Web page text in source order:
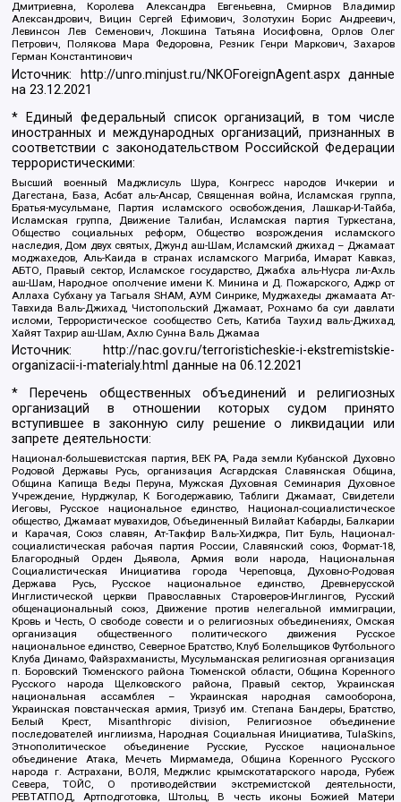
Дмитриевна, Королева Александра Евгеньевна, Смирнов Владимир
Александрович, Вицин Сергей Ефимович, Золотухин Борис Андреевич,
Левинсон Лев Семенович, Локшина Татьяна Иосифовна, Орлов Олег
Петрович, Полякова Мара Федоровна, Резник Генри Маркович, Захаров
Герман Константинович
Источник: http://unro.minjust.ru/NKOForeignAgent.aspxданные
на23.12.2021
* Единый федеральный список организаций, в том числе
иностранных и международных организаций, признанных в
соответствии с законодательством Российской Федерации
террористическими:
Высший военный Маджлисуль Шура, Конгресс народов Ичкерии и
Дагестана, База, Асбат аль-Ансар, Священная война, Исламская группа,
Братья-мусульмане, Партия исламского освобождения, Лашкар-И-Тайба,
Исламская группа, Движение Талибан, Исламская партия Туркестана,
Общество социальных реформ, Общество возрождения исламского
наследия, Дом двух святых, Джунд аш-Шам, Исламский джихад – Джамаат
моджахедов, Аль-Каида в странах исламского Магриба, Имарат Кавказ,
АБТО, Правый сектор, Исламское государство, Джабха аль-Нусра ли-Ахль
аш-Шам, Народное ополчение имени К. Минина и Д. Пожарского, Аджр от
Аллаха Субхану уа Тагьаля SHAM, АУМ Синрике, Муджахеды джамаата Ат-
Тавхида Валь-Джихад, Чистопольский Джамаат, Рохнамо ба суи давлати
исломи, Террористическое сообщество Сеть, Катиба Таухид валь-Джихад,
Хайят Тахрир аш-Шам, Ахлю Сунна Валь Джамаа
Источник:
http://nac.gov.ru/terroristicheskie-i-ekstremistskie-
organizacii-i-materialy.html данные на06.12.2021
* Перечень общественных объединений и религиозных
организаций в отношении которых судом принято
вступившее в законную силу решение о ликвидации или
запрете деятельности:
Национал-большевистская партия, ВЕК РА, Рада земли Кубанской Духовно
Родовой Державы Русь, организация Асгардская Славянская Община,
Община Капища Веды Перуна, Мужская Духовная Семинария Духовное
Учреждение, Нурджулар, К Богодержавию, Таблиги Джамаат, Свидетели
Иеговы, Русское национальное единство, Национал-социалистическое
общество, Джамаат мувахидов, Объединенный Вилайат Кабарды, Балкарии
и Карачая, Союз славян, Ат-Такфир Валь-Хиджра, Пит Буль, Национал-
социалистическая рабочая партия России, Славянский союз, Формат-18,
Благородный Орден Дьявола, Армия воли народа, Национальная
Социалистическая Инициатива города Череповца, Духовно-Родовая
Держава Русь, Русское национальное единство, Древнерусской
Инглистической церкви Православных Староверов-Инглингов, Русский
общенациональный союз, Движение против нелегальной иммиграции,
Кровь и Честь, О свободе совести и о религиозных объединениях, Омская
организация общественного политического движения Русское
национальное единство, Северное Братство, Клуб Болельщиков Футбольного
Клуба Динамо, Файзрахманисты, Мусульманская религиозная организация
п. Боровский Тюменского района Тюменской области, Община Коренного
Русского народа Щелковского района, Правый сектор, Украинская
национальная ассамблея – Украинская народная самооборона,
Украинская повстанческая армия, Тризуб им. Степана Бандеры, Братство,
Белый Крест, Misanthropic division, Религиозное объединение
последователей инглиизма, Народная Социальная Инициатива, TulaSkins,
Этнополитическое объединение Русские, Русское национальное
объединение Атака, Мечеть Мирмамеда, Община Коренного Русского
народа г. Астрахани, ВОЛЯ, Меджлис крымскотатарского народа, Рубеж
Севера, ТОЙС, О противодействии экстремистской деятельности,
РЕВТАТПОД, Артподготовка, Штольц, В честь иконы Божией Матери